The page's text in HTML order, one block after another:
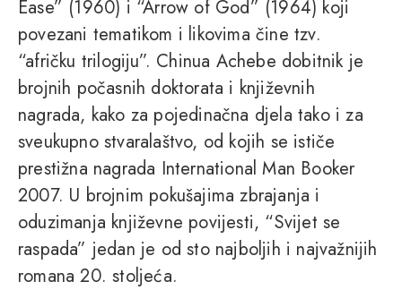
Ease” (1960) i “Arrow of God” (1964) koji
povezani tematikom i likovima čine tzv.
“afričku trilogiju”. Chinua Achebe dobitnik je
brojnih počasnih doktorata i književnih
nagrada, kako za pojedinačna djela tako i za
sveukupno stvaralaštvo, od kojih se ističe
prestižna nagrada International Man Booker
2007. U brojnim pokušajima zbrajanja i
oduzimanja književne povijesti, “Svijet se
raspada” jedan je od sto najboljih i najvažnijih
romana 20. stoljeća.